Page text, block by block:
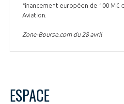
financement européen de 100 M€
Aviation.
Zone-Bourse.com du 28 avril
ESPACE